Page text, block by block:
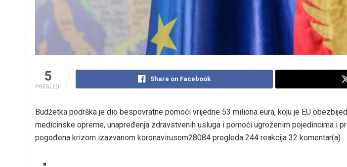
5
PREGLEDI
Share on Facebook
Budžetka podrška je dio bespovratne pomoći vrijedne 53 miliona eura, koju je EU
medicinske opreme, unapređenja zdravstvenih usluga i pomoći ugroženim pojedincima i
pogođena krizom izazvanom koronavirusom28084 pregleda 244 reakcija 32 komentar(a)